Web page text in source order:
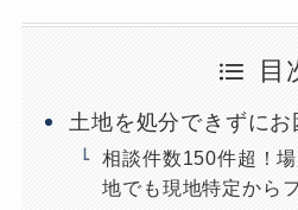
目
土地を処分できずに
相談件数150件超！
地でも現地特定から